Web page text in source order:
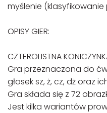
myślenie
OPISY GIER:
CZTEROLISTNA
Gra przeznaczona do
głosek sz, ż, cz, dż oraz
Gra składa się z 72
Jest kilka wariantów